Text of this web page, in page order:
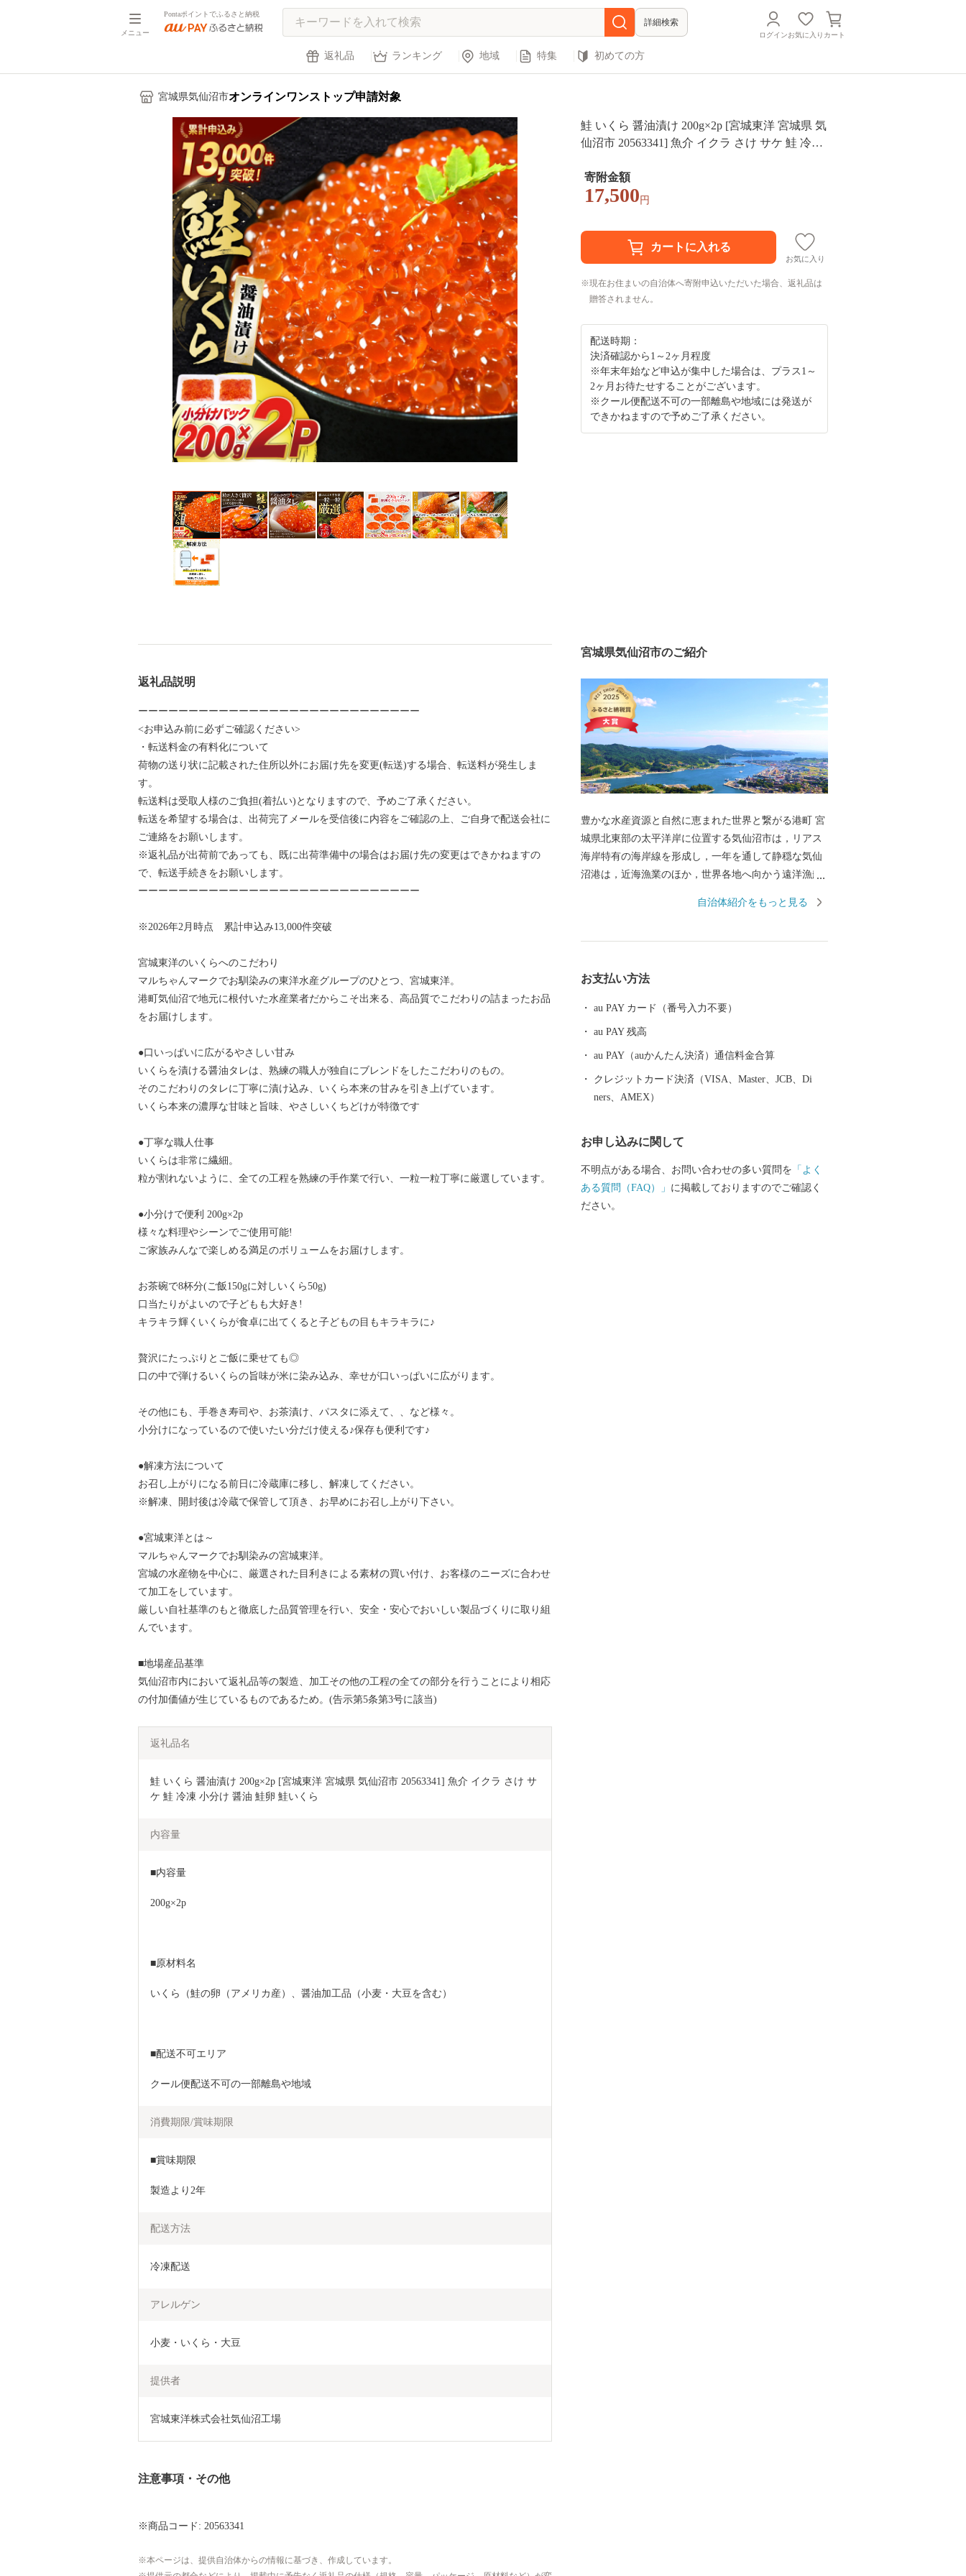
メニュー
Pontaポイントでふるさと納税
詳細検索
ログインお気に入り カート
返礼品 ランキング 地域 特集 初めての方
宮城県気仙沼市オンラインワンストップ申請対象
鮭 いくら 醤油漬け 200g×2p [宮城東洋 宮城県 気
仙沼市 20563341] 魚介 イクラ さけ サケ 鮭 冷凍
寄附金額
17,500 円
お気に入り
現在お住まいの自治体へ寄附申込いただいた場合、返礼品は
贈答されません。
配送時期：
決済確認から1～2ヶ月程度
※年末年始など申込が集中した場合は、プラス1～
2ヶ月お待たせすることがございます。
※クール便配送不可の一部離島や地域には発送が
できかねますので予めご了承ください。
返礼品説明
ーーーーーーーーーーーーーーーーーーーーーーーーーーーー
<お申込み前に必ずご確認ください>
・転送料金の有料化について
荷物の送り状に記載された住所以外にお届け先を変更(転送)する場合、転送料が発生しま
す。
転送料は受取人様のご負担(着払い)となりますので、予めご了承ください。
転送を希望する場合は、出荷完了メールを受信後に内容をご確認の上、ご自身で配送会社に
ご連絡をお願いします。
※返礼品が出荷前であっても、既に出荷準備中の場合はお届け先の変更はできかねますの
で、転送手続きをお願いします。
ーーーーーーーーーーーーーーーーーーーーーーーーーーーー
※2026年2月時点 累計申込み13,000件突破
宮城東洋のいくらへのこだわり
マルちゃんマークでお馴染みの東洋水産グループのひとつ、宮城東洋。
港町気仙沼で地元に根付いた水産業者だからこそ出来る、高品質でこだわりの詰まったお品
をお届けします。
●口いっぱいに広がるやさしい甘み
いくらを漬ける醤油タレは、熟練の職人が独自にブレンドをしたこだわりのもの。
そのこだわりのタレに丁寧に漬け込み、いくら本来の甘みを引き上げています。
いくら本来の濃厚な甘味と旨味、やさしいくちどけが特徴です
●丁寧な職人仕事
いくらは非常に繊細。
粒が割れないように、全ての工程を熟練の手作業で行い、一粒一粒丁寧に厳選しています。
●小分けで便利 200g×2p
様々な料理やシーンでご使用可能!
ご家族みんなで楽しめる満足のボリュームをお届けします。
お茶碗で8杯分(ご飯150gに対しいくら50g)
口当たりがよいので子どもも大好き!
キラキラ輝くいくらが食卓に出てくると子どもの目もキラキラに♪
贅沢にたっぷりとご飯に乗せても◎
口の中で弾けるいくらの旨味が米に染み込み、幸せが口いっぱいに広がります。
その他にも、手巻き寿司や、お茶漬け、パスタに添えて、、など様々。
小分けになっているので使いたい分だけ使える♪保存も便利です♪
●解凍方法について
お召し上がりになる前日に冷蔵庫に移し、解凍してください。
※解凍、開封後は冷蔵で保管して頂き、お早めにお召し上がり下さい。
●宮城東洋とは～
マルちゃんマークでお馴染みの宮城東洋。
宮城の水産物を中心に、厳選された目利きによる素材の買い付け、お客様のニーズに合わせ
て加工をしています。
厳しい自社基準のもと徹底した品質管理を行い、安全・安心でおいしい製品づくりに取り組
んでいます。
■地場産品基準
気仙沼市内において返礼品等の製造、加工その他の工程の全ての部分を行うことにより相応
の付加価値が生じているものであるため。(告示第5条第3号に該当)
返礼品名
鮭 いくら 醤油漬け 200g×2p [宮城東洋 宮城県 気仙沼市 20563341] 魚介 イクラ さけ サ
ケ 鮭 冷凍 小分け 醤油 鮭卵 鮭いくら
内容量
■内容量
200g×2p
■原材料名
いくら（鮭の卵（アメリカ産）、醤油加工品（小麦・大豆を含む）
■配送不可エリア
クール便配送不可の一部離島や地域
消費期限/賞味期限
■賞味期限
製造より2年
配送方法
冷凍配送
アレルゲン
小麦・いくら・大豆
提供者
宮城東洋株式会社気仙沼工場
注意事項・その他
※商品コード: 20563341
本ページは、提供自治体からの情報に基づき、作成しています。
宮城県気仙沼市のご紹介
豊かな水産資源と自然に恵まれた世界と繋がる港町 宮
城県北東部の太平洋岸に位置する気仙沼市は，リアス
海岸特有の海岸線を形成し，一年を通して静穏な気仙
沼港は，近海漁業のほか，世界各地へ向かう遠洋漁船
部である気仙沼市魚市場は，世界の海で漁獲されたマ
ヤ，ホタテなど多くの海産物が所狭しと並ぶ光景は圧
も伝わる金山跡など、多くの観光スポットも魅力で
す。 また，鮮度抜群の魚介類やフカヒレを使った料理
はもちろん，Ｂ級グルメとして人気沸騰中の気仙沼ホ
してください！！
自治体紹介をもっと見る
お支払い方法
au PAY カード（番号入力不要）
au PAY 残高
au PAY（auかんたん決済）通信料金合算
クレジットカード決済（VISA、Master、JCB、Di
ners、AMEX）
お申し込みに関して
不明点がある場合、お問い合わせの多い質問を 「よく
ある質問（FAQ）」 に掲載しておりますのでご確認く
ださい。